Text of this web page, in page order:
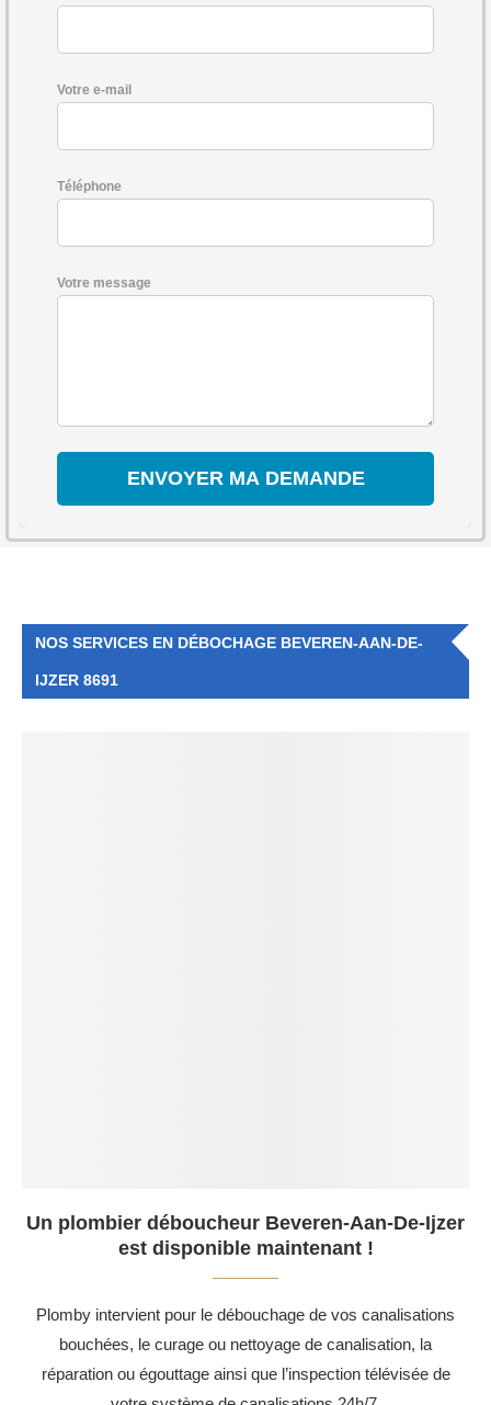
Votre e-mail
Téléphone
Votre message
NOS SERVICES EN DÉBOCHAGE BEVEREN-AAN-DE-
IJZER 8691
Un plombier déboucheur Beveren-Aan-De-Ijzer
est disponible maintenant !
Plomby intervient pour le débouchage de vos canalisations
bouchées, le curage ou nettoyage de canalisation, la
réparation ou égouttage ainsi que l’inspection télévisée de